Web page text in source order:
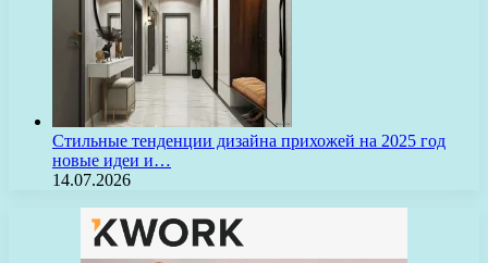
Стильные тенденции дизайна прихожей на 2025 год
новые идеи и…
14.07.2026